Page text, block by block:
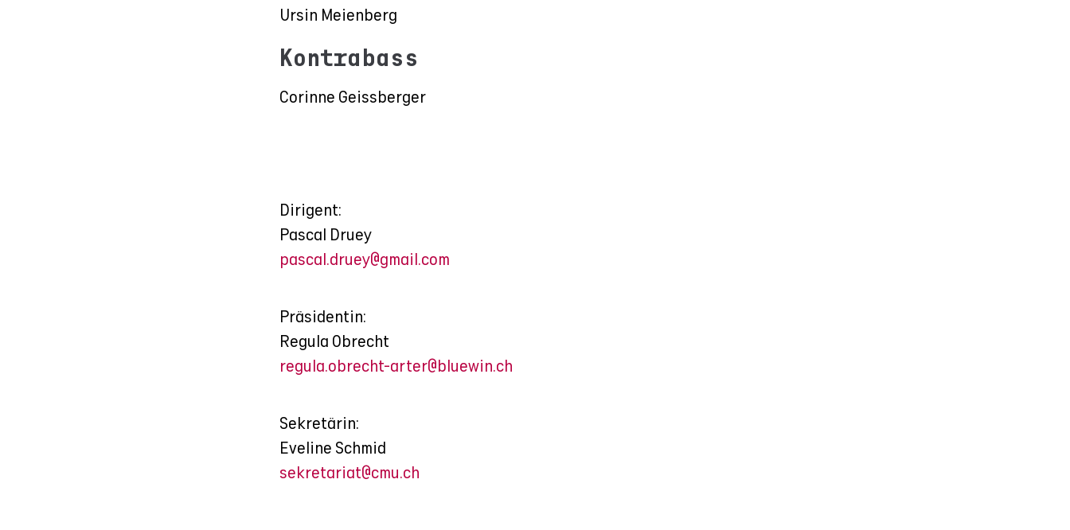
Ursin Meienberg
Kontrabass
Corinne Geissberger
Dirigent:
Pascal Druey
pascal.druey@gmail.com
Präsidentin:
Regula Obrecht
regula.obrecht-arter@bluewin.ch
Sekretärin:
Eveline Schmid
sekretariat@cmu.ch